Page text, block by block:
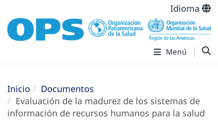
Idioma
Menú
Inicio
Documentos
Evaluación de la madurez de los sistemas de
información de recursos humanos para la salud